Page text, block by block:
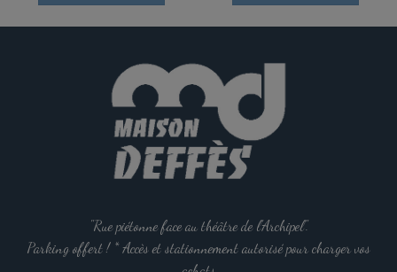
"Rue piétonne face au théâtre de l'Archipel".
Parking offert ! * Accès et stationnement autorisé pour charger vos